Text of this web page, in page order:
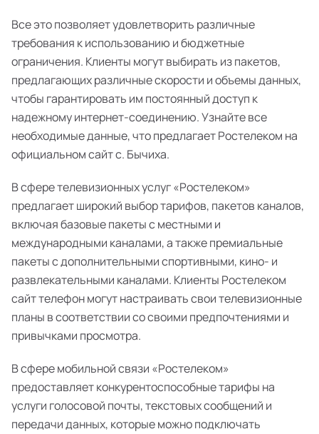
Все это позволяет удовлетворить различные
требования к использованию и бюджетные
ограничения. Клиенты могут выбирать из пакетов,
предлагающих различные скорости и объемы данных,
чтобы гарантировать им постоянный доступ к
надежному интернет-соединению. Узнайте все
необходимые данные, что предлагает Ростелеком на
официальном сайт с. Бычиха.
В сфере телевизионных услуг «Ростелеком»
предлагает широкий выбор тарифов, пакетов каналов,
включая базовые пакеты с местными и
международными каналами, а также премиальные
пакеты с дополнительными спортивными, кино- и
развлекательными каналами. Клиенты Ростелеком
сайт телефон могут настраивать свои телевизионные
планы в соответствии со своими предпочтениями и
привычками просмотра.
В сфере мобильной связи «Ростелеком»
предоставляет конкурентоспособные тарифы на
услуги голосовой почты, текстовых сообщений и
передачи данных, которые можно подключать